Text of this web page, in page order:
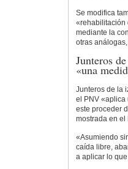
Se modifica
«rehabilitación
mediante la
otras
Junteros
«una
Junteros de la
el PNV «aplica
este proceder
mostrada en el
«Asumiendo
caída libre,
a aplicar lo